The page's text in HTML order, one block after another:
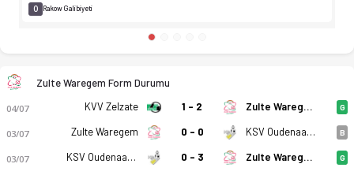
0 Rakow Galibiyeti
Zulte Waregem Form Durumu
04/07 KVV Zelzate 1 - 2 Zulte Waregem G
03/07 Zulte Waregem 0 - 0 KSV Oudenaarde B
03/07 KSV Oudenaarde 0 - 3 Zulte Waregem G